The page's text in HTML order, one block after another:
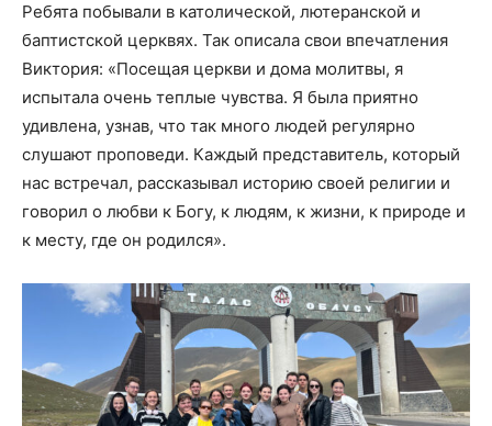
Ребята побывали в католической, лютеранской и
баптистской церквях. Так описала свои впечатления
Виктория: «Посещая церкви и дома молитвы, я
испытала очень теплые чувства. Я была приятно
удивлена, узнав, что так много людей регулярно
слушают проповеди. Каждый представитель, который
нас встречал, рассказывал историю своей религии и
говорил о любви к Богу, к людям, к жизни, к природе и
к месту, где он родился».